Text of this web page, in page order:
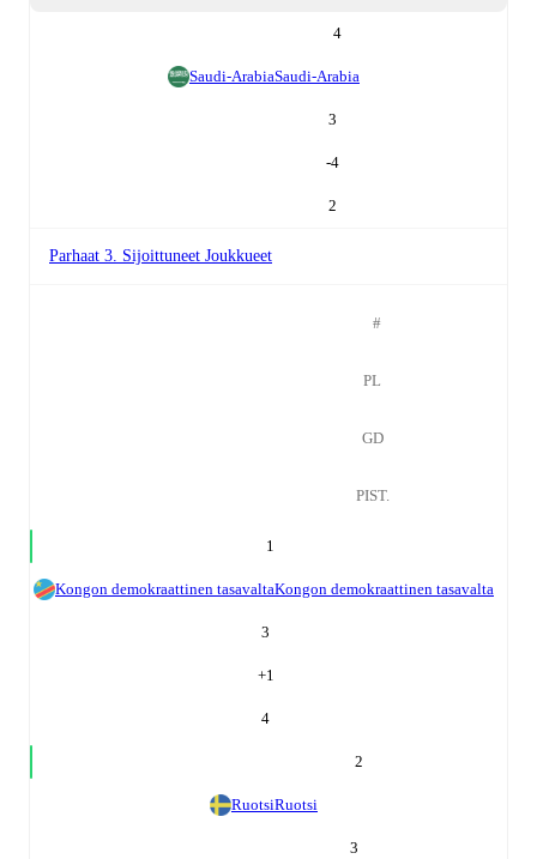
4
Saudi-ArabiaSaudi-Arabia
3
-4
2
Parhaat 3. Sijoittuneet Joukkueet
#
PL
GD
PIST.
1
Kongon demokraattinen tasavaltaKongon demokraattinen tasavalta
3
+1
4
2
RuotsiRuotsi
3